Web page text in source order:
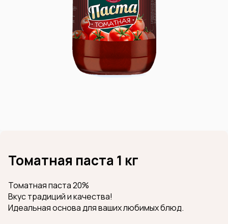
Томатная паста 1 кг
Томатная паста 20%
Вкус традиций и качества!
Идеальная основа для ваших любимых блюд.